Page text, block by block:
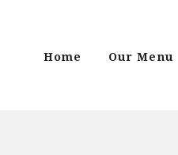
Home Our Menu